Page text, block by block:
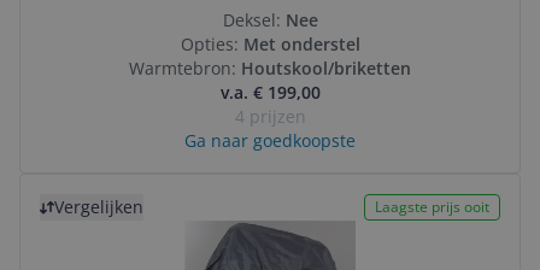
Deksel: Nee
Opties: Met onderstel
Warmtebron: Houtskool/briketten
v.a. € 199,00
4 prijzen
Ga naar goedkoopste
Vergelijken Laagste prijs ooit